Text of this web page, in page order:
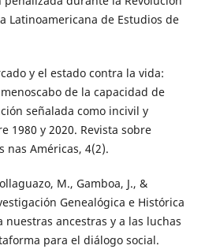
Latinoamericana de Estudios de
y el estado contra la vida:
de la capacidad de
señalada como incivil y
1980 y 2020. Revista sobre
nas Américas, 4(2).
M., Gamboa, J., &
Genealógica e Histórica
nuestras ancestras y a las luchas
para el diálogo social.